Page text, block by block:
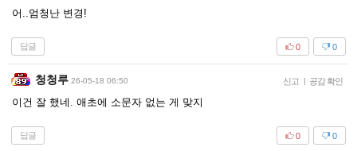
어..엄청난 변경!
답글 0
0
청청루 26-05-18 06:50 신고 | 공감 확인
이건 잘 했네. 애초에 소문자 없는 게 맞지
답글 0
0